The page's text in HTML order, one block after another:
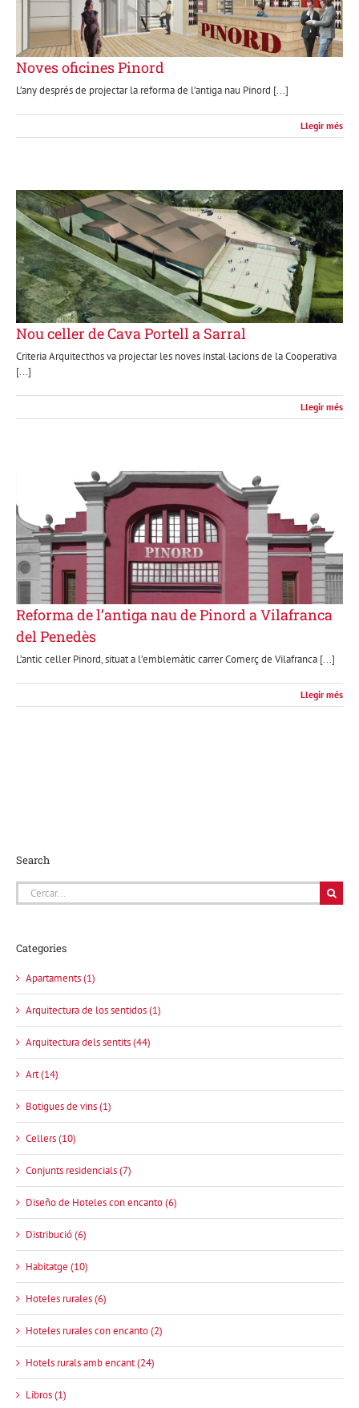
Noves oficines Pinord
L’any després de projectar la reforma de l’antiga nau Pinord [...]
Llegir més
Nou celler de Cava Portell a Sarral
Criteria Arquitecthos va projectar les noves instal·lacions de la Cooperativa
[...]
Llegir més
Reforma de l’antiga nau de Pinord a Vilafranca
del Penedès
L’antic celler Pinord, situat a l’emblemàtic carrer Comerç de Vilafranca [...]
Llegir més
Search
Cerca
…
Categories
Apartaments (1)
Arquitectura de los sentidos (1)
Arquitectura dels sentits (44)
Art (14)
Botigues de vins (1)
Cellers (10)
Conjunts residencials (7)
Diseño de Hoteles con encanto (6)
Distribució (6)
Habitatge (10)
Hoteles rurales (6)
Hoteles rurales con encanto (2)
Hotels rurals amb encant (24)
Libros (1)